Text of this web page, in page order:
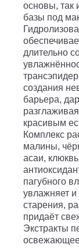
основы, так
базы под
длительно
создания
барьера,
красивым
Комплекс
малины,
асаи,
пагубного
увлажняет и
старения,
придаёт
Экстракты